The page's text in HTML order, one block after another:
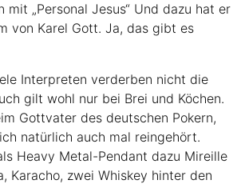
mit „Personal Jesus“ Und dazu hat er
von Karel Gott. Ja, das gibt es
Interpreten verderben nicht die
gilt wohl nur bei Brei und Köchen.
Gottvater des deutschen Pokern,
natürlich auch mal reingehört.
Heavy Metal-Pendant dazu Mireille
Karacho, zwei Whiskey hinter den